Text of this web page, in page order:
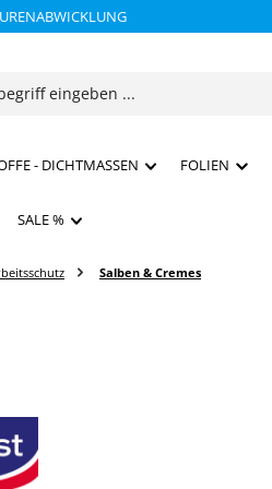
- DICHTMASSEN FOLIEN
SALE %
Salben & Cremes